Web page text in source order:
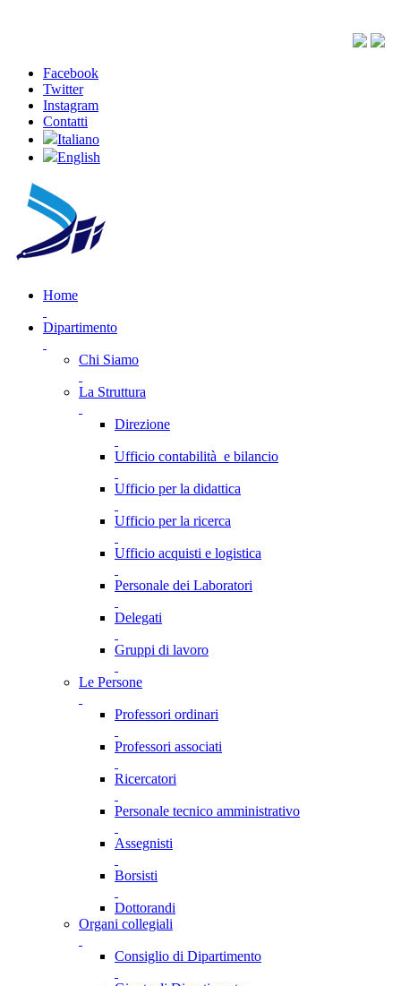
Facebook
Twitter
Instagram
Contatti
Italiano
English
Home
Dipartimento
Chi Siamo
La Struttura
Direzione
Ufficio contabilità e bilancio
Ufficio per la didattica
Ufficio per la ricerca
Ufficio acquisti e logistica
Personale dei Laboratori
Delegati
Gruppi di lavoro
Le Persone
Professori ordinari
Professori associati
Ricercatori
Personale tecnico amministrativo
Assegnisti
Borsisti
Dottorandi
Organi collegiali
Consiglio di Dipartimento